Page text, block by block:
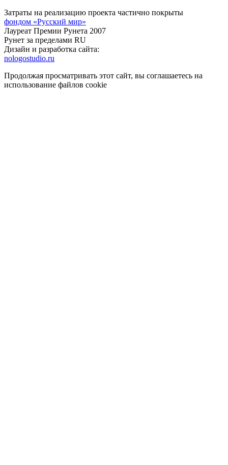
Затраты на реализацию проекта частично покрыты
фондом «Русский мир»
Лауреат Премии Рунета 2007
Рунет за пределами RU
Дизайн и разработка сайта:
nologostudio.ru
Продолжая просматривать этот сайт, вы соглашаетесь на
использование файлов cookie